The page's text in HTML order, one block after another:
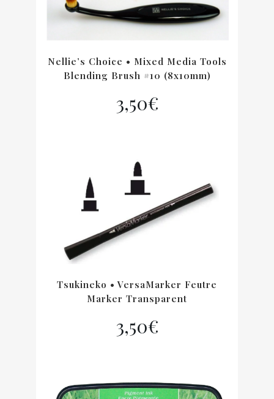
Nellie’s Choice • Mixed Media Tools
Blending Brush #10 (8x10mm)
3,50€
Tsukineko • VersaMarker Feutre
Marker Transparent
3,50€